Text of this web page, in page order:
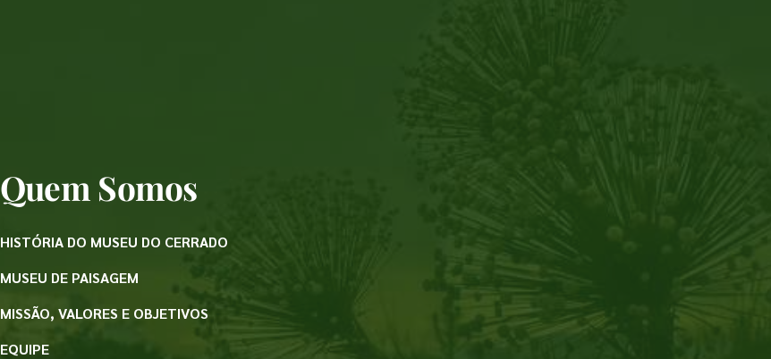
Quem Somos
HISTÓRIA DO MUSEU DO CERRADO
MUSEU DE PAISAGEM
MISSÃO, VALORES E OBJETIVOS
EQUIPE